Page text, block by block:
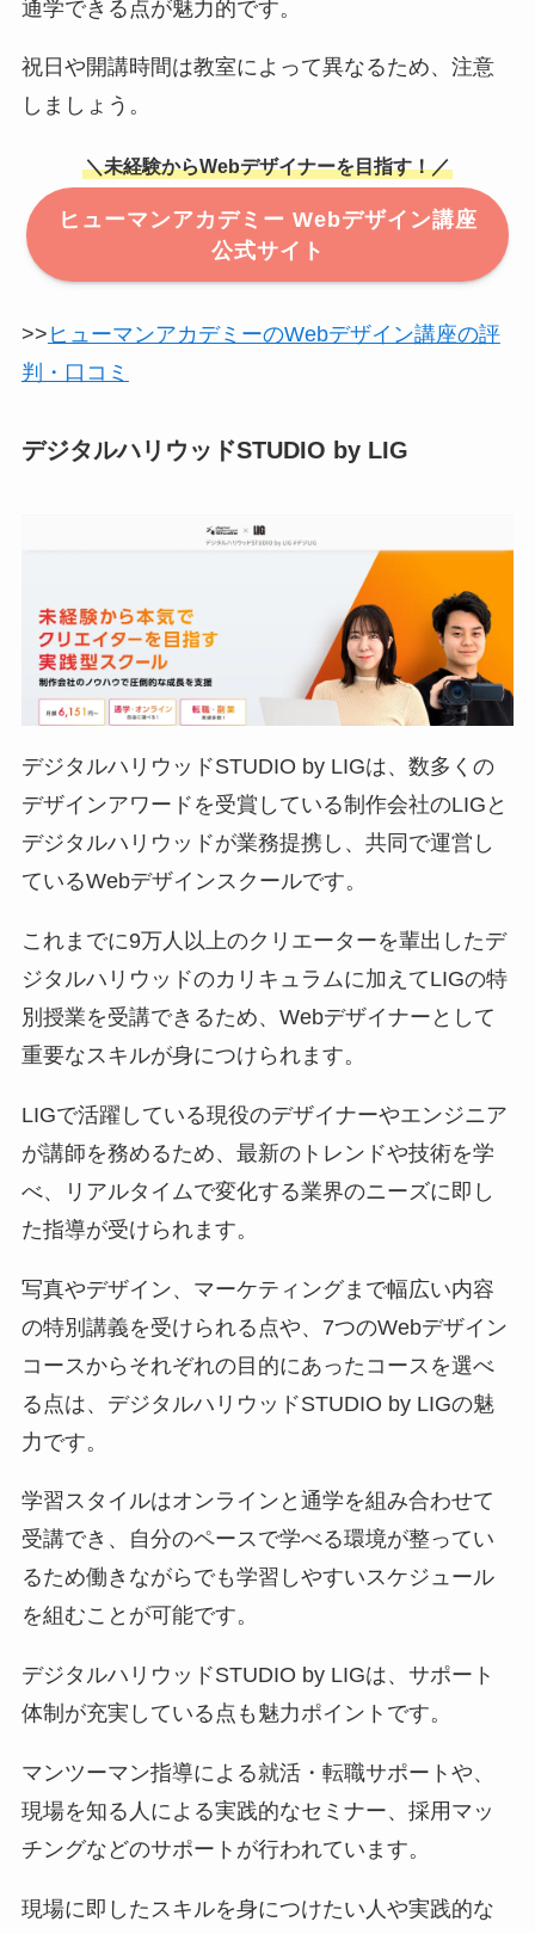
通学できる点が魅力的です。
祝日や開講時間は教室によって異なるため、注意
しましょう。
＼未経験からWebデザイナーを目指す！／
ヒューマンアカデミー Webデザイン講座
公式サイト
>> ヒューマンアカデミーのWebデザイン講座の評
判・口コミ
デジタルハリウッドSTUDIO by LIG
デジタルハリウッドSTUDIO by LIGは、数多くの
デザインアワードを受賞している制作会社のLIGと
デジタルハリウッドが業務提携し、共同で運営し
ているWebデザインスクールです。
これまでに9万人以上のクリエーターを輩出したデ
ジタルハリウッドのカリキュラムに加えてLIGの特
別授業を受講できるため、Webデザイナーとして
重要なスキルが身につけられます。
LIGで活躍している現役のデザイナーやエンジニア
が講師を務めるため、最新のトレンドや技術を学
べ、リアルタイムで変化する業界のニーズに即し
た指導が受けられます。
写真やデザイン、マーケティングまで幅広い内容
の特別講義を受けられる点や、7つのWebデザイン
コースからそれぞれの目的にあったコースを選べ
る点は、デジタルハリウッドSTUDIO by LIGの魅
力です。
学習スタイルはオンラインと通学を組み合わせて
受講でき、自分のペースで学べる環境が整ってい
るため働きながらでも学習しやすいスケジュール
を組むことが可能です。
デジタルハリウッドSTUDIO by LIGは、サポート
体制が充実している点も魅力ポイントです。
マンツーマン指導による就活・転職サポートや、
現場を知る人による実践的なセミナー、採用マッ
チングなどのサポートが行われています。
現場に即したスキルを身につけたい人や実践的な